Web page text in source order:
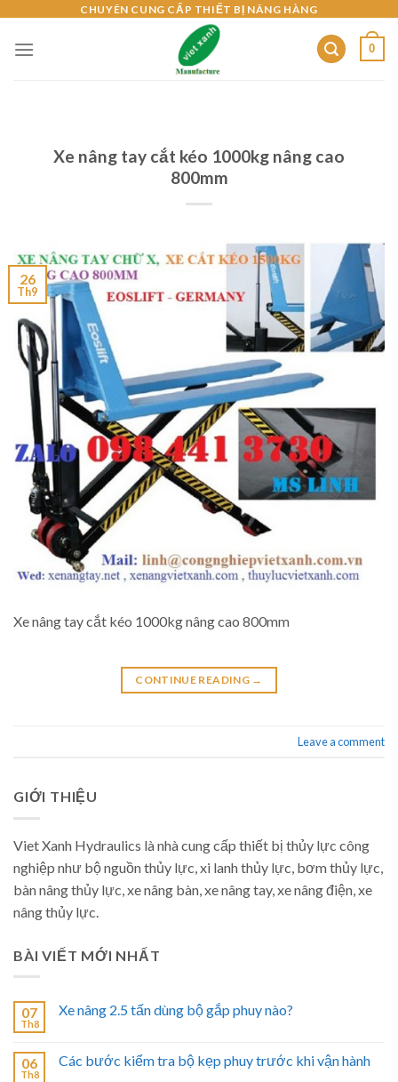
content
CHUYÊN CUNG CẤP THIẾT BỊ NÂNG HÀNG
0
Xe nâng tay cắt kéo 1000kg nâng cao
800mm
26
Th9
Xe nâng tay cắt kéo 1000kg nâng cao 800mm
CONTINUE READING →
Leave a comment
GIỚI THIỆU
Viet Xanh Hydraulics là nhà cung cấp thiết bị thủy lực công
nghiệp như bộ nguồn thủy lực, xi lanh thủy lực, bơm thủy lực,
bàn nâng thủy lực, xe nâng bàn, xe nâng tay, xe nâng điện, xe
nâng thủy lực.
BÀI VIẾT MỚI NHẤT
07
Th8
Xe nâng 2.5 tấn dùng bộ gắp phuy nào?
06
Th8
Các bước kiểm tra bộ kẹp phuy trước khi vận hành